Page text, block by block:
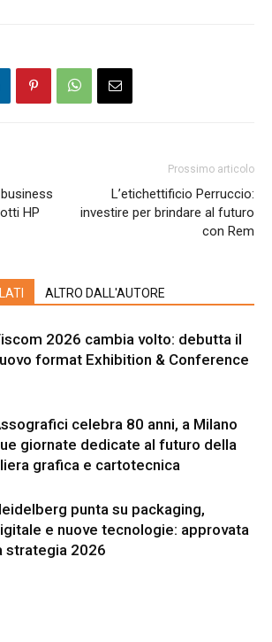
HP
Prossimo articolo
L’etichettificio Perruccio:
investire per brindare al futuro
con Rem
ALTRO DALL'AUTORE
2026 cambia volto: debutta il
format Exhibition & Conference
celebra 80 anni, a Milano
giornate dedicate al futuro della
grafica e cartotecnica
punta su packaging,
e nuove tecnologie: approvata
strategia 2026